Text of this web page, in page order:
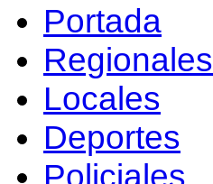
Portada
Regionales
Locales
Deportes
Policiales